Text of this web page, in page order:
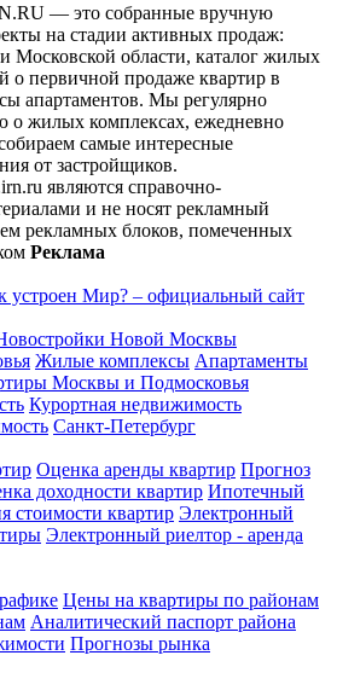
— это собранные вручную
на стадии активных продаж:
Московской области, каталог жилых
о первичной продаже квартир в
апартаментов. Мы регулярно
о жилых комплексах, ежедневно
самые интересные
от застройщиков.
являются справочно-
и не носят рекламный
рекламных блоков, помеченных
Реклама
устроен Мир? – официальный сайт
Новой Москвы
Жилые комплексы Апартаменты
Москвы и Подмосковья
Курортная недвижимость
Санкт-Петербург
Оценка аренды квартир Прогноз
доходности квартир Ипотечный
стоимости квартир Электронный
Электронный риелтор - аренда
Цены на квартиры по районам
Аналитический паспорт района
Прогнозы рынка